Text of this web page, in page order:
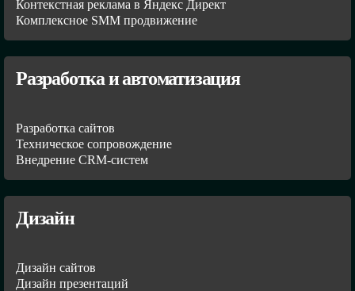
Контекстная реклама в Яндекс Директ
Комплексное SMM продвижение
Разработка и автоматизация
Разработка сайтов
Техническое сопровождение
Внедрение CRM-систем
Дизайн
Дизайн сайтов
Дизайн презентаций